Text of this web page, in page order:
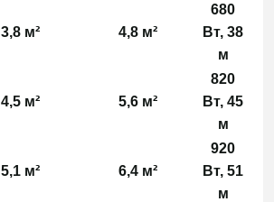
3,8 м² 4,8 м²
680
Вт, 38
м
4,5 м² 5,6 м²
820
Вт, 45
м
5,1 м² 6,4 м²
920
Вт, 51
м